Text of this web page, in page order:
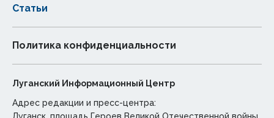
Статьи
Политика конфиденциальности
Луганский Информационный Центр
Адрес редакции и пресс-центра: